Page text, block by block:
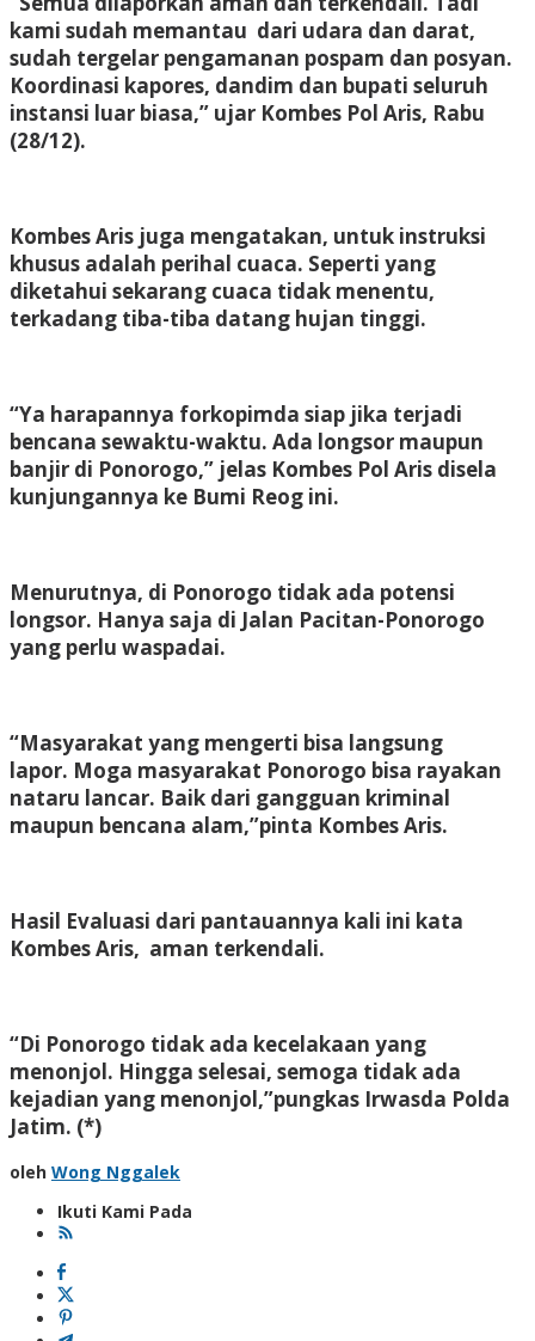
kami sudah memantau dari udara dan darat,
sudah tergelar pengamanan pospam dan posyan.
Koordinasi kapores, dandim dan bupati seluruh
instansi luar biasa,” ujar Kombes Pol Aris, Rabu
(28/12).
Kombes Aris juga mengatakan, untuk instruksi
khusus adalah perihal cuaca. Seperti yang
diketahui sekarang cuaca tidak menentu,
terkadang tiba-tiba datang hujan tinggi.
“Ya harapannya forkopimda siap jika terjadi
bencana sewaktu-waktu. Ada longsor maupun
banjir di Ponorogo,” jelas Kombes Pol Aris disela
kunjungannya ke Bumi Reog ini.
Menurutnya, di Ponorogo tidak ada potensi
longsor. Hanya saja di Jalan Pacitan-Ponorogo
yang perlu waspadai.
“Masyarakat yang mengerti bisa langsung
lapor. Moga masyarakat Ponorogo bisa rayakan
nataru lancar. Baik dari gangguan kriminal
maupun bencana alam,”pinta Kombes Aris.
Hasil Evaluasi dari pantauannya kali ini kata
Kombes Aris, aman terkendali.
“Di Ponorogo tidak ada kecelakaan yang
menonjol. Hingga selesai, semoga tidak ada
kejadian yang menonjol,”pungkas Irwasda Polda
Jatim. (*)
oleh Wong Nggalek
Ikuti Kami Pada